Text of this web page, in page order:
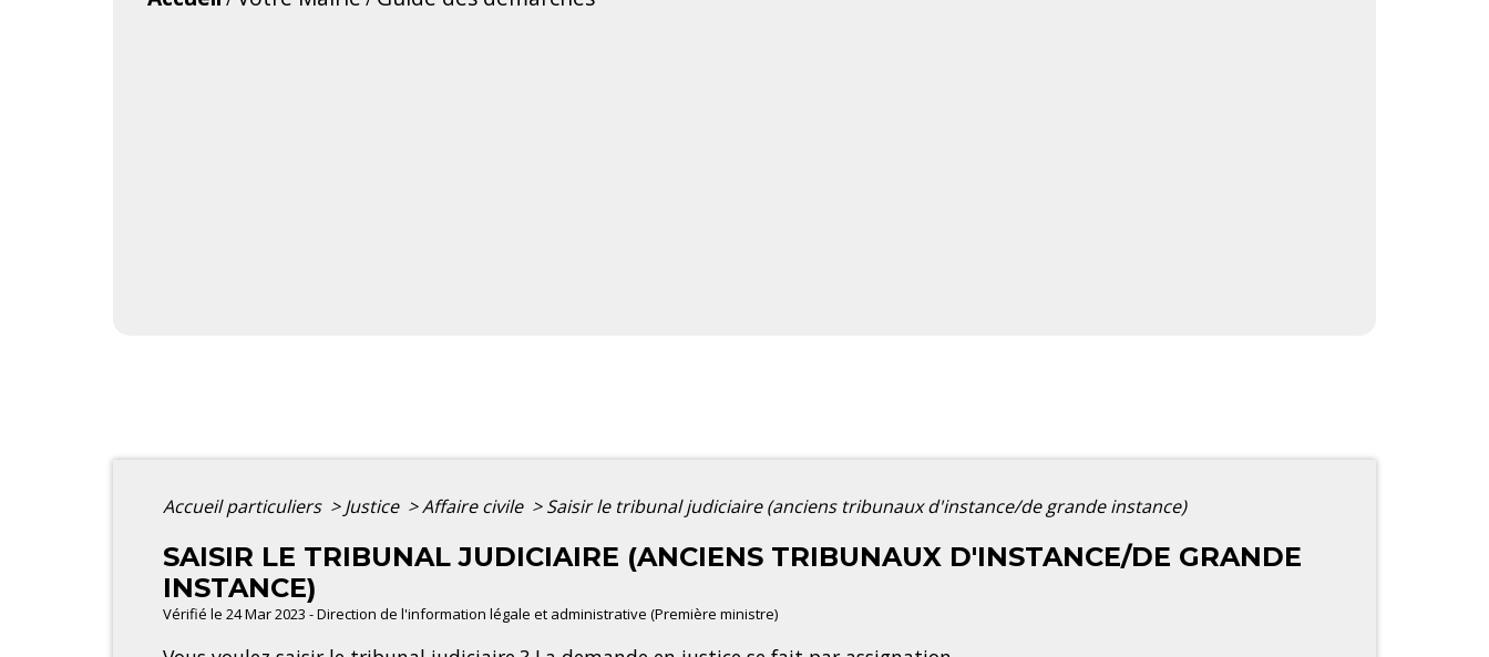
Accueil particuliers > Justice >Affaire civile > Saisir le tribunal judiciaire (anciens tribunaux d'instance/de grande instance)
SAISIR LE TRIBUNAL JUDICIAIRE (ANCIENS TRIBUNAUX D'INSTANCE/DE GRANDE
INSTANCE)
Vérifié le 24 Mar 2023 - Direction de l'information légale et administrative (Première ministre)